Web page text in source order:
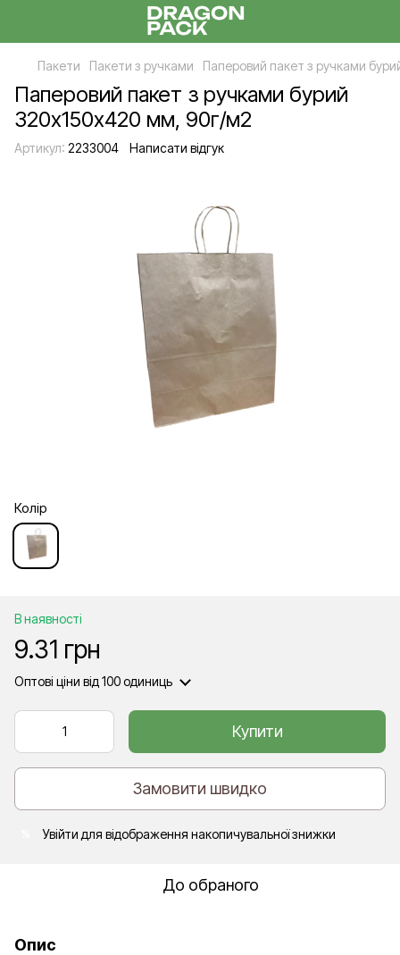
Пакети Пакети з ручками Паперовий пакет з ручками
Паперовий пакет з ручками бурий
320х150х420 мм, 90г/м2
Артикул: 2233004 Написати відгук
Колір
В наявності
9.31 грн
Оптові ціни від 100 одиниць
Купити
Замовити швидко
Увійти для відображення накопичувальної знижки
До обраного
Опис